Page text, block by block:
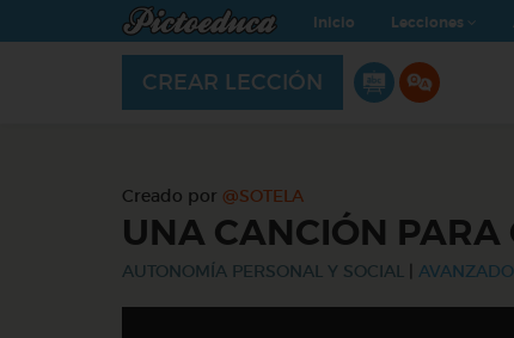
Inicio Lecciones
CREAR LECCIÓN
Creado por @SOTELA
UNA CANCIÓN PARA
AUTONOMÍA PERSONAL Y SOCIAL AVANZADO